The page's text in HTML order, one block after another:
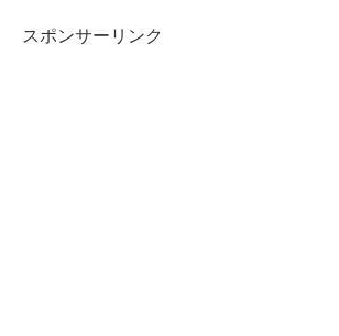
スポンサーリンク